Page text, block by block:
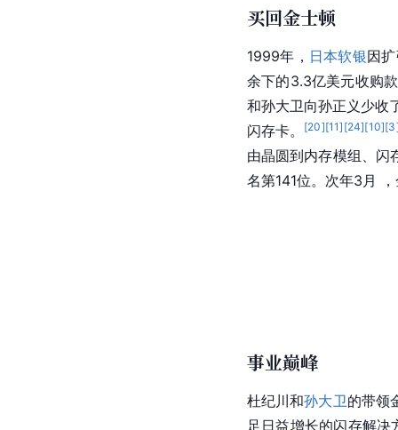
买回金士顿
1999年， 日本软银因
余下的3.3亿美元收购
和孙大卫向孙正义少收
闪存卡。 [20][11] [24][10][3
由晶圆到内存模组 、
名第141位。次年3月
事业巅峰
杜纪川和孙大卫的带领
足日益增长的闪存解